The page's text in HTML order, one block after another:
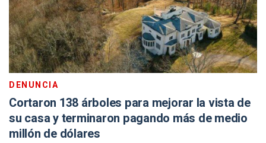
DENUNCIA
Cortaron 138 árboles para mejorar la vista de
su casa y terminaron pagando más de medio
millón de dólares